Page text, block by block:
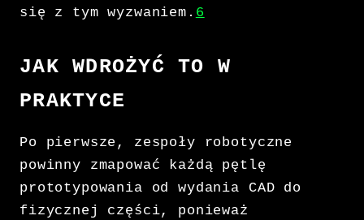
się z tym wyzwaniem. 6
JAK WDROŻYĆ TO W
PRAKTYCE
Po pierwsze, zespoły robotyczne
powinny zmapować każdą pętlę
prototypowania od wydania CAD do
fizycznej części, ponieważ